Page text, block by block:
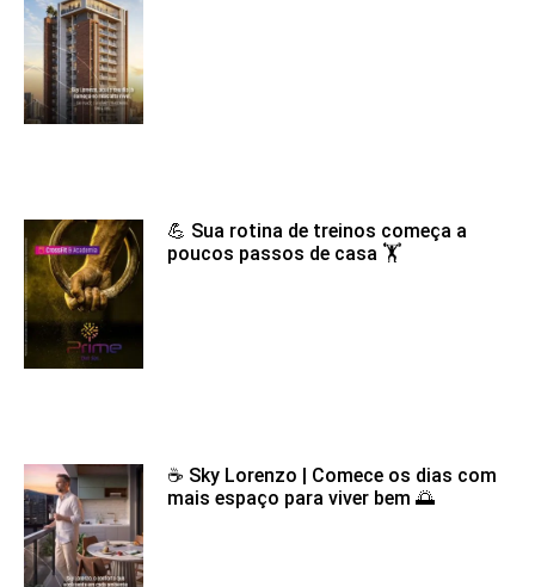
💪 Sua rotina de treinos começa a
poucos passos de casa 🏋️
☕ Sky Lorenzo | Comece os dias com
mais espaço para viver bem 🌅